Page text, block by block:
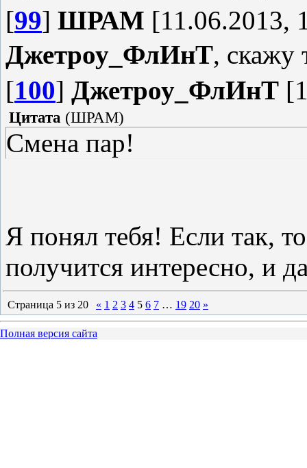
[99] ШРАМ [11.06.2013,
Джетроу_ФлИнТ, скажу
[100] Джетроу_ФлИнТ
Цитата (ШРАМ)
Смена пар!
Я понял тебя! Если так,
получится интересно, и
Страница 5 из 20 « 1 2 3 4 5 6 7 … 19 20 »
Полная версия сайта